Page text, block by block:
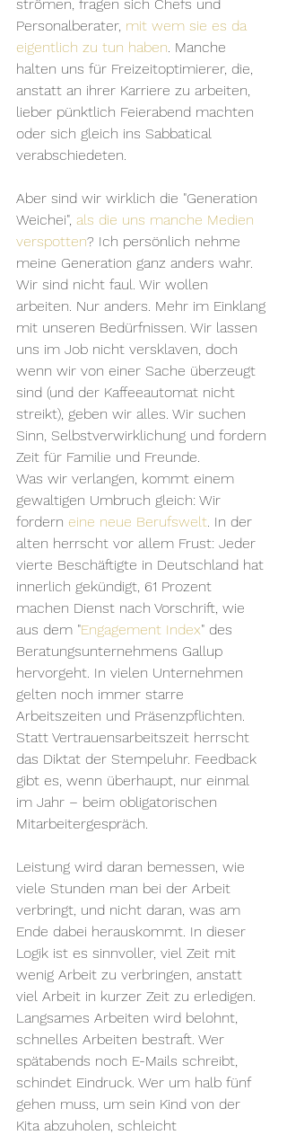
strömen, fragen sich Chefs und
Personalberater, mit wem sie es da
eigentlich zu tun haben. Manche
halten uns für Freizeitoptimierer, die,
anstatt an ihrer Karriere zu arbeiten,
lieber pünktlich Feierabend machten
oder sich gleich ins Sabbatical
verabschiedeten.
Aber sind wir wirklich die "Generation
Weichei", als die uns manche Medien
verspotten? Ich persönlich nehme
meine Generation ganz anders wahr.
Wir sind nicht faul. Wir wollen
arbeiten. Nur anders. Mehr im Einklang
mit unseren Bedürfnissen. Wir lassen
uns im Job nicht versklaven, doch
wenn wir von einer Sache überzeugt
sind (und der Kaffeeautomat nicht
streikt), geben wir alles. Wir suchen
Sinn, Selbstverwirklichung und fordern
Zeit für Familie und Freunde.
Was wir verlangen, kommt einem
gewaltigen Umbruch gleich: Wir
fordern eine neue Berufswelt. In der
alten herrscht vor allem Frust: Jeder
vierte Beschäftigte in Deutschland hat
innerlich gekündigt, 61 Prozent
machen Dienst nach Vorschrift, wie
aus dem "Engagement Index" des
Beratungsunternehmens Gallup
hervorgeht. In vielen Unternehmen
gelten noch immer starre
Arbeitszeiten und Präsenzpflichten.
Statt Vertrauensarbeitszeit herrscht
das Diktat der Stempeluhr. Feedback
gibt es, wenn überhaupt, nur einmal
im Jahr – beim obligatorischen
Mitarbeitergespräch.
Leistung wird daran bemessen, wie
viele Stunden man bei der Arbeit
verbringt, und nicht daran, was am
Ende dabei herauskommt. In dieser
Logik ist es sinnvoller, viel Zeit mit
wenig Arbeit zu verbringen, anstatt
viel Arbeit in kurzer Zeit zu erledigen.
Langsames Arbeiten wird belohnt,
schnelles Arbeiten bestraft. Wer
spätabends noch E-Mails schreibt,
schindet Eindruck. Wer um halb fünf
gehen muss, um sein Kind von der
Kita abzuholen, schleicht